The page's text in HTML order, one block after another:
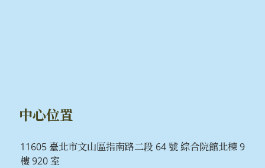
中心位置
11605 臺北市文山區指南路二段 64 號 綜合院館北棟 9
樓 920 室